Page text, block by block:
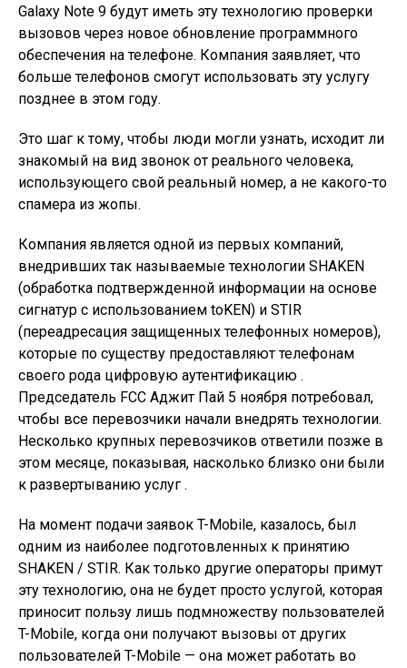
Galaxy Note 9 будут иметь эту технологию проверки
вызовов через новое обновление программного
обеспечения на телефоне. Компания заявляет, что
больше телефонов смогут использовать эту услугу
позднее в этом году.
Это шаг к тому, чтобы люди могли узнать, исходит ли
знакомый на вид звонок от реального человека,
использующего свой реальный номер, а не какого-то
спамера из жопы.
Компания является одной из первых компаний,
внедривших так называемые технологии SHAKEN
(обработка подтвержденной информации на основе
сигнатур с использованием toKEN) и STIR
(переадресация защищенных телефонных номеров),
которые по существу предоставляют телефонам
своего рода цифровую аутентификацию .
Председатель FCC Аджит Пай 5 ноября потребовал,
чтобы все перевозчики начали внедрять технологии.
Несколько крупных перевозчиков ответили позже в
этом месяце, показывая, насколько близко они были
к развертыванию услуг .
На момент подачи заявок T-Mobile, казалось, был
одним из наиболее подготовленных к принятию
SHAKEN / STIR. Как только другие операторы примут
эту технологию, она не будет просто услугой, которая
приносит пользу лишь подмножеству пользователей
T-Mobile, когда они получают вызовы от других
пользователей T-Mobile — она ​​может работать во